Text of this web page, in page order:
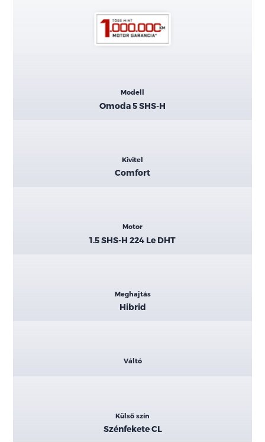
Modell
Omoda 5 SHS-H
Kivitel
Comfort
Motor
1.5 SHS-H 224 Le DHT
Meghajtás
Hibrid
Váltó
Külső szín
Szénfekete CL